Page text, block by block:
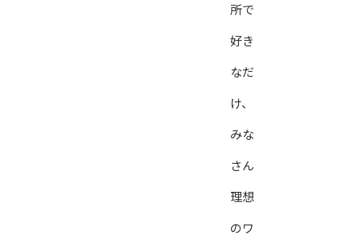
所で
好き
なだ
け、
みな
さん
理想
のワ